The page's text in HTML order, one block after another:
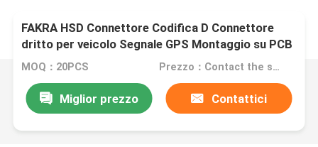
FAKRA HSD Connettore Codifica D Connettore
dritto per veicolo Segnale GPS Montaggio su PCB
MOQ：20PCS Prezzo：Contact the seller
Miglior prezzo Contattici